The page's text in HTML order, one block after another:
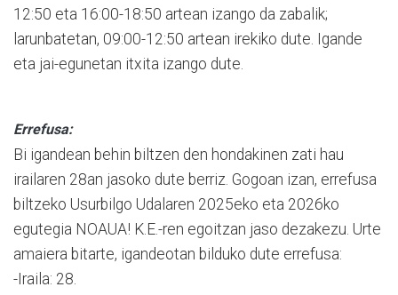
12:50 eta 16:00-18:50 artean izango da zabalik;
larunbatetan, 09:00-12:50 artean irekiko dute. Igande
eta jai-egunetan itxita izango dute.
Errefusa:
Bi igandean behin biltzen den hondakinen zati hau
irailaren 28an jasoko dute berriz. Gogoan izan, errefusa
biltzeko Usurbilgo Udalaren 2025eko eta 2026ko
egutegia NOAUA! K.E.-ren egoitzan jaso dezakezu. Urte
amaiera bitarte, igandeotan bilduko dute errefusa:
-Iraila: 28.